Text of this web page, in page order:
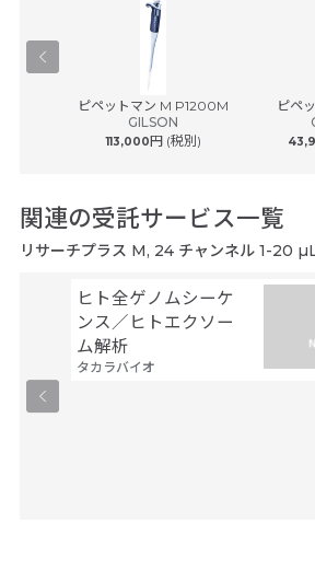
ピペットマン M P1200M
GILSON
113,000円 (税別)
ピペ
関連の受託サービス一覧
リサーチプラス M, 24 チャンネル 1-20
ヒト全ゲノムシーケ
ンス／ヒトエクソー
ム解析
タカラバイオ